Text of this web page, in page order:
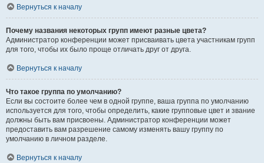
Вернуться к началу
Почему названия некоторых групп имеют разные цвета?
Администратор конференции может присваивать цвета участникам групп
для того, чтобы их было проще отличать друг от друга.
Вернуться к началу
Что такое группа по умолчанию?
Если вы состоите более чем в одной группе, ваша группа по умолчанию
используется для того, чтобы определить, какие групповые цвет и звание
должны быть вам присвоены. Администратор конференции может
предоставить вам разрешение самому изменять вашу группу по
умолчанию в личном разделе.
Вернуться к началу